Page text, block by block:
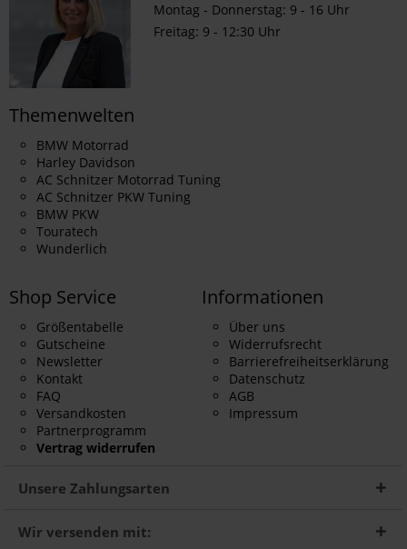
Montag - Donnerstag: 9 - 16 Uhr
Freitag: 9 - 12:30 Uhr
Themenwelten
BMW Motorrad
Harley Davidson
AC Schnitzer Motorrad Tuning
AC Schnitzer PKW Tuning
BMW PKW
Touratech
Wunderlich
Shop Service
Größentabelle
Gutscheine
Newsletter
Kontakt
FAQ
Versandkosten
Partnerprogramm
Vertrag widerrufen
Informationen
Über uns
Widerrufsrecht
Barrierefreiheitserklärung
Datenschutz
AGB
Impressum
Unsere Zahlungsarten
Wir versenden mit: